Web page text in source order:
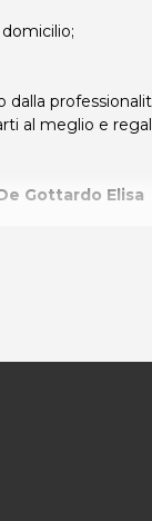
al meglio e
Gottardo Elisa
o sulle